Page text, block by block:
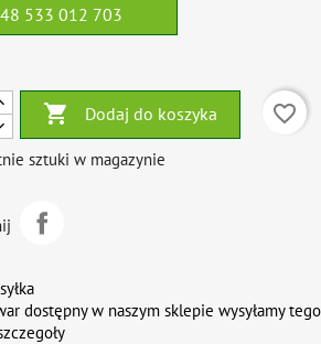
533 012 703
 Dodaj do koszyka
favorite_border
sztuki w magazynie
dostępny w naszym sklepie wysyłamy